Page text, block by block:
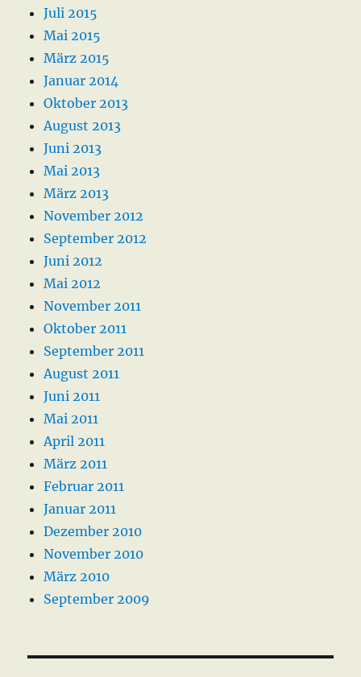
Juli 2015
Mai 2015
März 2015
Januar 2014
Oktober 2013
August 2013
Juni 2013
Mai 2013
März 2013
November 2012
September 2012
Juni 2012
Mai 2012
November 2011
Oktober 2011
September 2011
August 2011
Juni 2011
Mai 2011
April 2011
März 2011
Februar 2011
Januar 2011
Dezember 2010
November 2010
März 2010
September 2009